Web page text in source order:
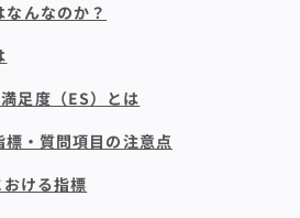
んなのか？
足度（ES）とは
・質問項目の注意点
ける指標